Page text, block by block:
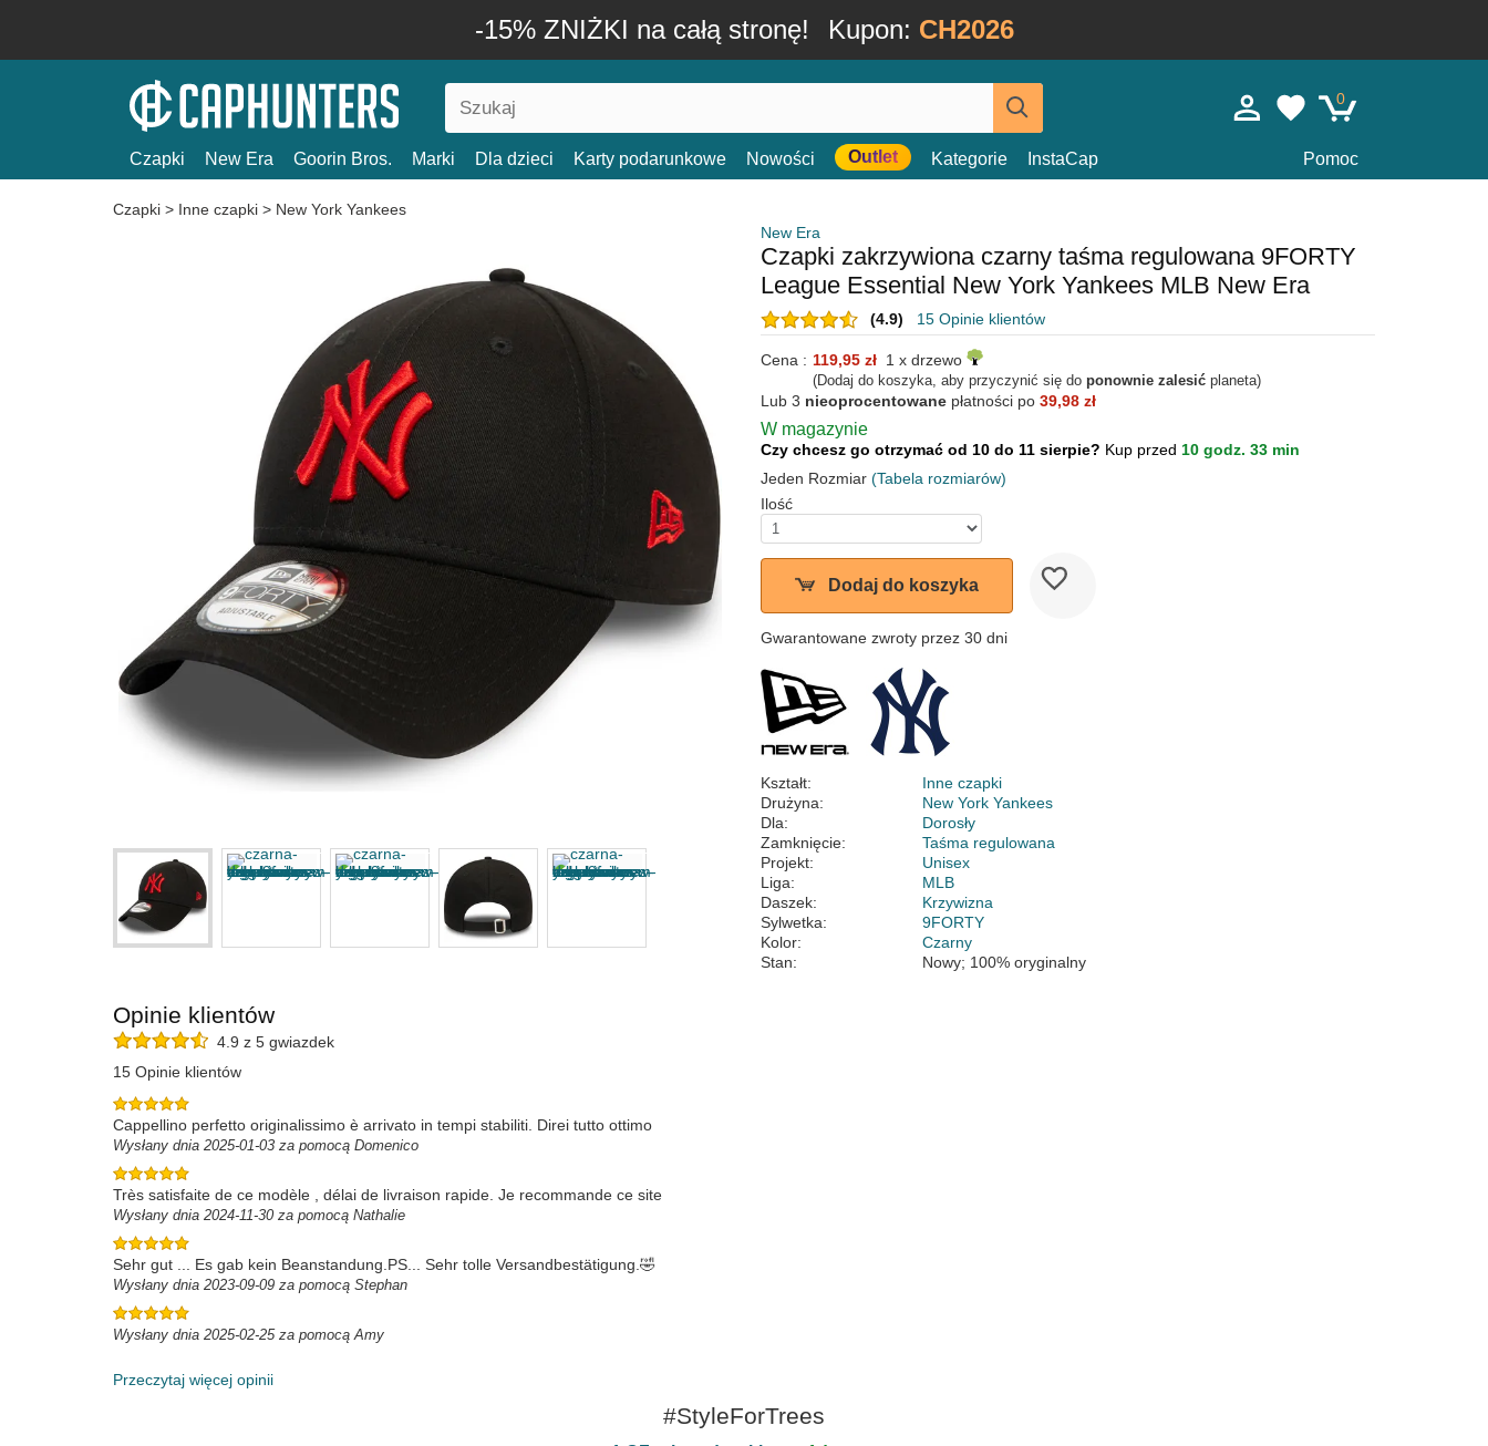
-15% ZNIŻKI na całą stronę! Kupon: CH2026
0
Czapki New Era Goorin Bros. Marki Dla dzieci Karty podarunkowe Nowości Outlet Kategorie InstaCap Pomoc
Czapki > Inne czapki > New York Yankees
New Era
Czapki zakrzywiona czarny taśma regulowana 9FORTY
League Essential New York Yankees MLB New Era
(4.9) 15 Opinie klientów
Cena : 119,95 zł 1 x drzewo
(Dodaj do koszyka, aby przyczynić się do ponownie zalesić planeta)
Lub 3 nieoprocentowane płatności po 39,98 zł
W magazynie
Czy chcesz go otrzymać od 10 do 11 sierpie? Kup przed 10 godz. 33 min
Jeden Rozmiar (Tabela rozmiarów)
Ilość
Dodaj do koszyka
Gwarantowane zwroty przez 30 dni
Kształt:
Inne czapki
Drużyna:
New York Yankees
Dla:
Dorosły
Zamknięcie:
Taśma regulowana
Projekt:
Unisex
Liga:
MLB
Daszek:
Krzywizna
Sylwetka:
9FORTY
Kolor:
Czarny
Stan:
Nowy; 100% oryginalny
Opinie klientów
4.9 z 5 gwiazdek
15 Opinie klientów
Cappellino perfetto originalissimo è arrivato in tempi stabiliti. Direi tutto ottimo
Wysłany dnia 2025-01-03 za pomocą Domenico
Très satisfaite de ce modèle , délai de livraison rapide. Je recommande ce site
Wysłany dnia 2024-11-30 za pomocą Nathalie
Sehr gut ... Es gab kein Beanstandung.PS... Sehr tolle Versandbestätigung.🤣
Wysłany dnia 2023-09-09 za pomocą Stephan
Wysłany dnia 2025-02-25 za pomocą Amy
Przeczytaj więcej opinii
#StyleForTrees